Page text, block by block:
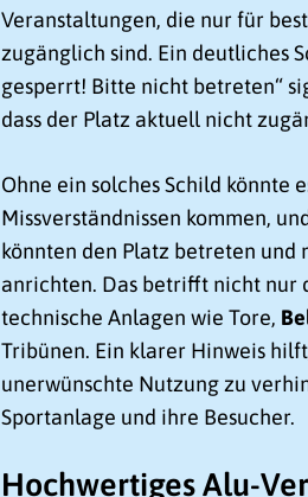
Veranstaltungen, die nur für
zugänglich sind. Ein deutliches
gesperrt! Bitte nicht betreten“
dass der Platz aktuell nicht
Ohne ein solches Schild könnte
Missverständnissen kommen,
könnten den Platz betreten und
anrichten. Das betrifft nicht nur
technische Anlagen wie Tore,
Tribünen. Ein klarer Hinweis
unerwünschte Nutzung zu
Sportanlage und ihre Besucher.
Hochwertiges Alu-